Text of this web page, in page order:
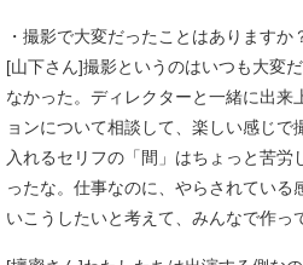
・撮影で大変だったことはありますか
[山下さん]撮影というのはいつも大変
なかった。ディレクターと一緒に出来
ョンについて相談して、楽しい感じで
入れるセリフの「間」はちょっと苦労
ったな。仕事なのに、やらされている
いこうしたいと考えて、みんなで作っ